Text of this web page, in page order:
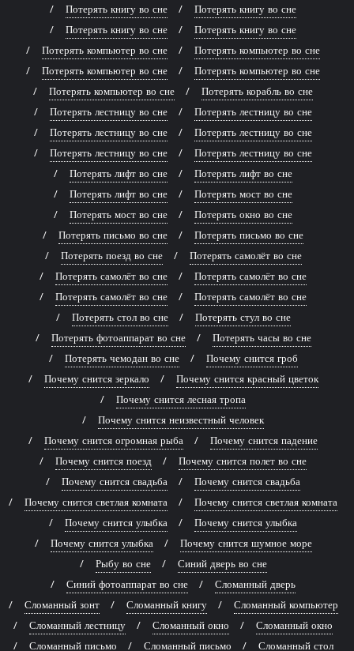
Потерять книгу во сне
Потерять книгу во сне
Потерять книгу во сне
Потерять книгу во сне
Потерять компьютер во сне
Потерять компьютер во сне
Потерять компьютер во сне
Потерять компьютер во сне
Потерять компьютер во сне
Потерять корабль во сне
Потерять лестницу во сне
Потерять лестницу во сне
Потерять лестницу во сне
Потерять лестницу во сне
Потерять лестницу во сне
Потерять лестницу во сне
Потерять лифт во сне
Потерять лифт во сне
Потерять лифт во сне
Потерять мост во сне
Потерять мост во сне
Потерять окно во сне
Потерять письмо во сне
Потерять письмо во сне
Потерять поезд во сне
Потерять самолёт во сне
Потерять самолёт во сне
Потерять самолёт во сне
Потерять самолёт во сне
Потерять самолёт во сне
Потерять стол во сне
Потерять стул во сне
Потерять фотоаппарат во сне
Потерять часы во сне
Потерять чемодан во сне
Почему снится гроб
Почему снится зеркало
Почему снится красный цветок
Почему снится лесная тропа
Почему снится неизвестный человек
Почему снится огромная рыба
Почему снится падение
Почему снится поезд
Почему снится полет во сне
Почему снится свадьба
Почему снится свадьба
Почему снится светлая комната
Почему снится светлая комната
Почему снится улыбка
Почему снится улыбка
Почему снится улыбка
Почему снится шумное море
Рыбу во сне
Синий дверь во сне
Синий фотоаппарат во сне
Сломанный дверь
Сломанный зонт
Сломанный книгу
Сломанный компьютер
Сломанный лестницу
Сломанный окно
Сломанный окно
Сломанный письмо
Сломанный письмо Сломанный стол